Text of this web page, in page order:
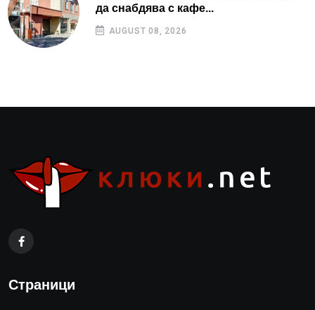
да снабдява с кафе...
AUGUST 08, 2026
Страници